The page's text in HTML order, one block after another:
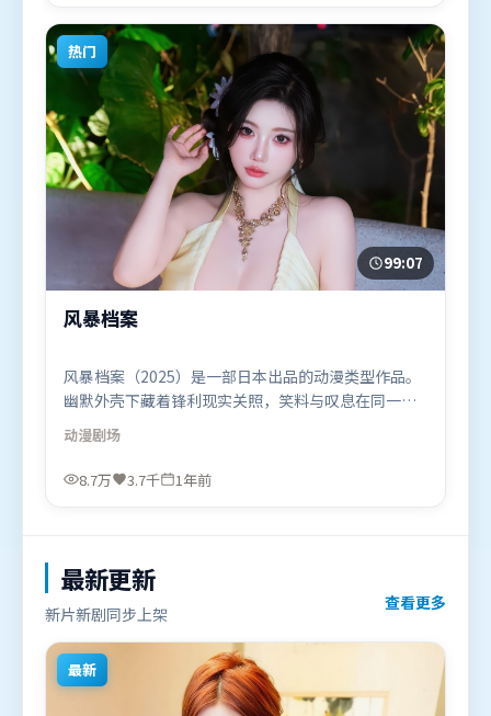
的观众观看。
热门
99:07
风暴档案
风暴档案（2025）是一部日本出品的动漫类型作品。
幽默外壳下藏着锋利现实关照，笑料与叹息在同一场
景里并存。人物关系网复杂却不凌乱，每场对手戏都
推动信息增量。由徐克执导，刘德华、梁朝伟、王景
春，黄渤、弗洛伦丝·皮尤、吴京等联袂出演。影片
动漫剧场
8.7万 3.7千 1年前
最新更新
新片新剧同步上架
查看更多
最新